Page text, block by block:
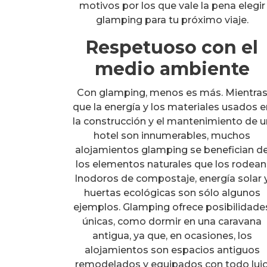
motivos por los que vale la pena elegir
glamping para tu próximo viaje.
Respetuoso con el
medio ambiente
Con glamping, menos es más. Mientras
que la energía y los materiales usados
la construcción y el mantenimiento de
hotel son innumerables, muchos
alojamientos glamping se benefician
los elementos naturales que los
Inodoros de compostaje, energía solar
huertas ecológicas son sólo algunos
ejemplos. Glamping ofrece
únicas, como dormir en una caravana
antigua, ya que, en ocasiones, los
alojamientos son espacios antiguos
remodelados y equipados con todo